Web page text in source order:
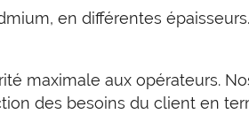
en différentes
maximale aux opérateurs.
des besoins du client en